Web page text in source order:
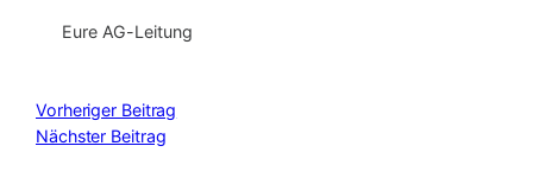
Eure AG-Leitung
Vorheriger Beitrag
Nächster Beitrag